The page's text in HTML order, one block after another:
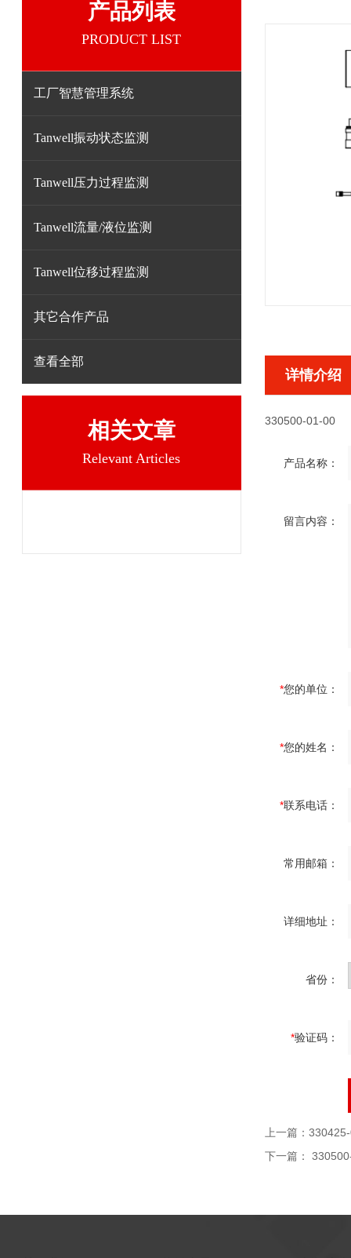
产品列表
PRODUCT LIST
工厂智慧管理系统
Tanwell振动状态监测
Tanwell压力过程监测
Tanwell流量/液位监测
Tanwell位移过程监测
其它合作产品
查看全部
相关文章
Relevant Articles
详情介绍
330500-01-00
产品名称：
留言内容：
*您的单位：
*您的姓名：
*联系电话：
常用邮箱：
详细地址：
省份：
*验证码：
上一篇：
下一篇：